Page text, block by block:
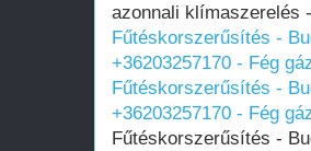
azonnali klímaszerelés
Fűtéskorszerűsítés -
+36203257170 - Fég
Fűtéskorszerűsítés -
+36203257170 - Fég
Fűtéskorszerűsítés -